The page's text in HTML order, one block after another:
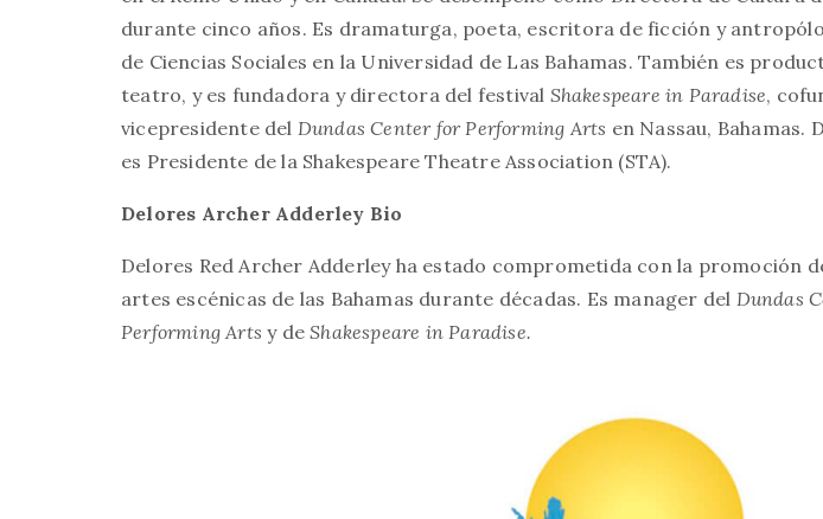
durante cinco años. Es dramaturga, poeta, escritora de ficción y
de Ciencias Sociales en la Universidad de Las Bahamas. También es
teatro, y es fundadora y directora del festival Shakespeare in Paradise,
vicepresidente del Dundas Center for Performing Arts en Nassau, Bahamas.
es Presidente de la Shakespeare Theatre Association (STA).
Delores Archer Adderley Bio
Delores Red Archer Adderley ha estado comprometida con la promoción
artes escénicas de las Bahamas durante décadas. Es manager del Dundas
Performing Arts y de Shakespeare in Paradise.